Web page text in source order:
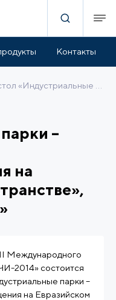
Контакты
–
на
Международного
2014» состоится
парки –
на Евразийском